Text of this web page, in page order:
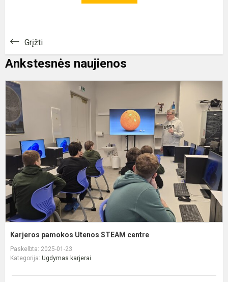
Grįžti
Ankstesnės naujienos
Karjeros pamokos Utenos STEAM centre
Paskelbta: 2025-01-23
Kategorija: Ugdymas karjerai